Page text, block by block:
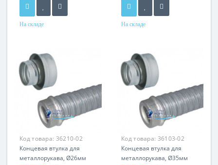
На складе
методу сендзимира
На складе
методу сендзимира
Код товара: 36210-02
Концевая втулка для
металлорукава, Ø26мм
Код товара: 36103-02
Концевая втулка для
металлорукава, Ø35мм